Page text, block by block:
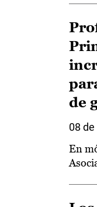
de
08
En